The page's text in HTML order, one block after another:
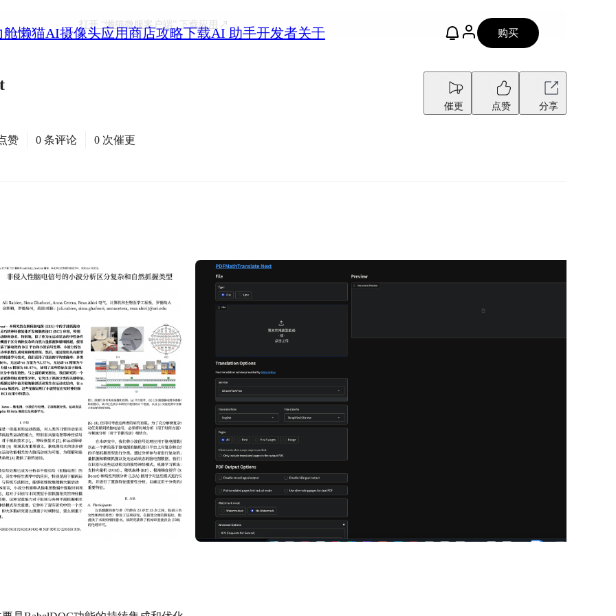
舱懒猫AI摄像头应用商店攻略下载AI 助手开发者关于 购买
打开 “懒猫微服客户端”下载应用
催更 点赞 分享
赞 0 条评论 0 次催更